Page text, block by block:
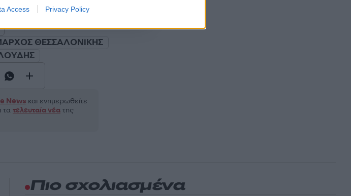
Access Privacy Policy
Πολιτική Απορρήτου Όροι Χρήσης
ΘΕΣΣΑΛΟΝΙΚΗΣ
Newsκαι ενημερωθείτε
τα τελευταία νέατης
Πιο σχολιασμένα